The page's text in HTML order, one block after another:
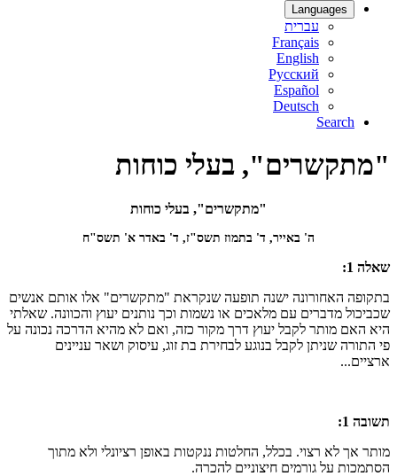
Languages
עברית
Français
English
Русский
Español
Deutsch
Search
"מתקשרים", בעלי כוחות
"מתקשרים", בעלי כוחות
ה' באייר, ד' בתמוז תשס"ז, ד' באדר א' תשס"ח
שאלה 1:
בתקופה האחורונה ישנה תופעה שנקראת "מתקשרים" אלו אותם אנשים
שכביכול מדברים עם מלאכים או נשמות וכך נותנים יעוץ והכוונה. שאלתי
היא האם מותר לקבל יעוץ דרך מקור כזה, ואם לא מהיא הדרכה נכונה על
פי התורה שניתן לקבל בנוגע לבחירת בת זוג, עיסוק ושאר עניינים
ארציים...
תשובה 1:
מותר אך לא רצוי. בכלל, החלטות ננקטות באופן רציונלי ולא מתוך
הסתמכות על גורמים חיצוניים להכרה.